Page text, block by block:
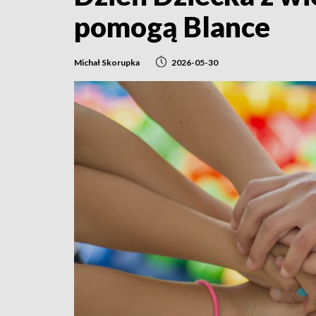
pomogą Blance
Michał Skorupka 2026-05-30